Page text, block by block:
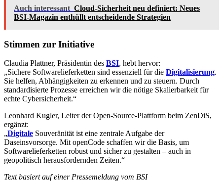
Auch interessant Cloud-Sicherheit neu definiert: Neues
BSI-Magazin enthüllt entscheidende Strategien
Stimmen zur Initiative
Claudia Plattner, Präsidentin des BSI, hebt hervor:
„Sichere Softwarelieferketten sind essenziell für die Digitalisierung.
Sie helfen, Abhängigkeiten zu erkennen und zu steuern. Durch
standardisierte Prozesse erreichen wir die nötige Skalierbarkeit für
echte Cybersicherheit.“
Leonhard Kugler, Leiter der Open-Source-Plattform beim ZenDiS,
ergänzt:
„Digitale Souveränität ist eine zentrale Aufgabe der
Daseinsvorsorge. Mit openCode schaffen wir die Basis, um
Softwarelieferketten robust und sicher zu gestalten – auch in
geopolitisch herausfordernden Zeiten.“
Text basiert auf einer Pressemeldung vom BSI